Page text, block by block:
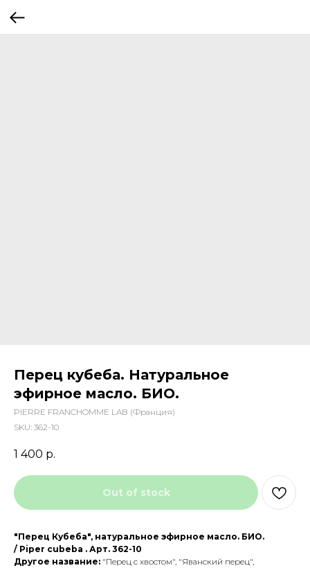
Перец кубеба. Натуральное
эфирное масло. БИО.
PIERRE FRANCHOMME LAB (Франция)
SKU: 362-10
1 400 р.
Out of stock
"Перец Кубеба", натуральное эфирное масло. БИО.
/ Piper cubeba . Арт. 362-10
Другое название: "Перец с хвостом", "Яванский перец",